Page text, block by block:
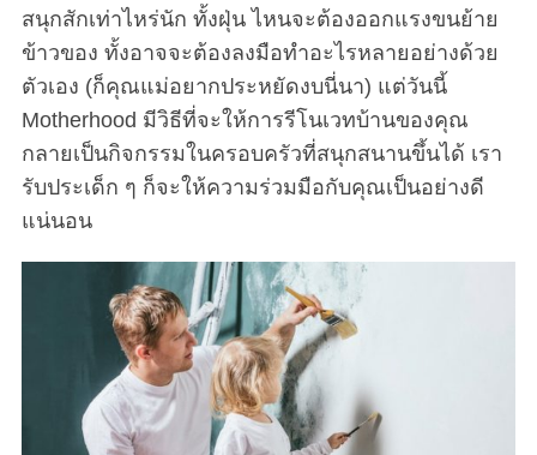
สนุกสักเท่าไหร่นัก ทั้งฝุ่น ไหนจะต้องออกแรงขนย้าย
ข้าวของ ทั้งอาจจะต้องลงมือทำอะไรหลายอย่างด้วย
ตัวเอง (ก็คุณแม่อยากประหยัดงบนี่นา) แต่วันนี้
Motherhood มีวิธีที่จะให้การรีโนเวทบ้านของคุณ
กลายเป็นกิจกรรมในครอบครัวที่สนุกสนานขึ้นได้ เรา
รับประเด็ก ๆ ก็จะให้ความร่วมมือกับคุณเป็นอย่างดี
แน่นอน